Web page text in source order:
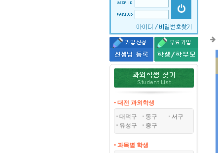
• 대전 과외학생
대덕구
동구
서구
유성구
중구
• 과목별 학생